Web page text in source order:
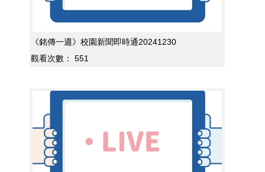
《銘傳一週》校園新聞即時通20241230
觀看次數：
551